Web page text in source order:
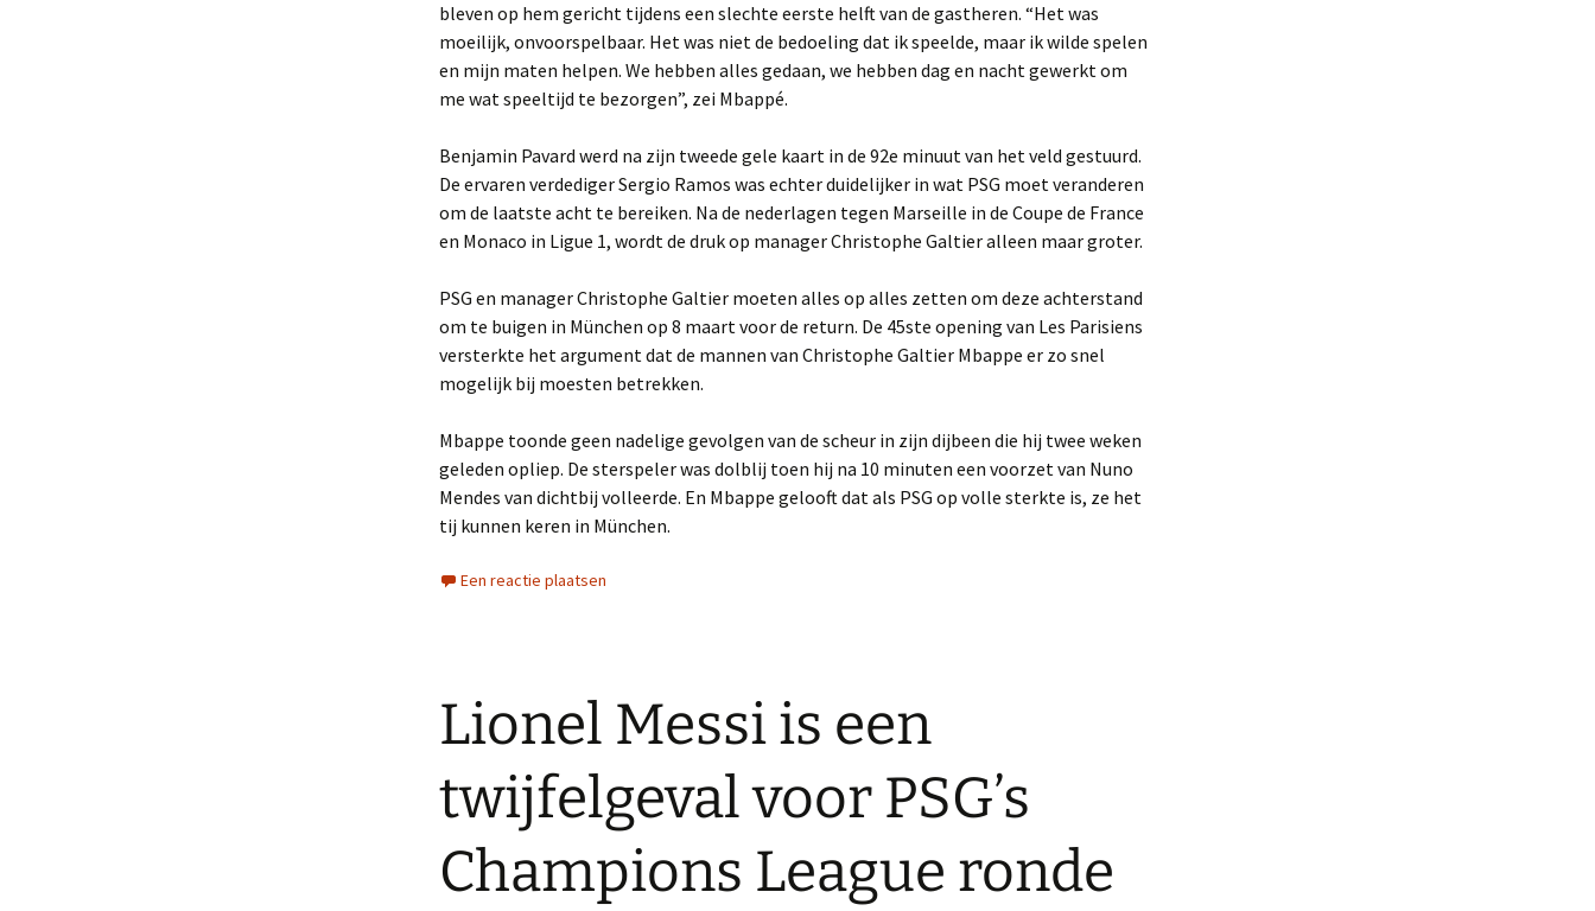
bleven op hem gericht tijdens een slechte eerste helft van de gastheren. “Het was
moeilijk, onvoorspelbaar. Het was niet de bedoeling dat ik speelde, maar ik wilde spelen
en mijn maten helpen. We hebben alles gedaan, we hebben dag en nacht gewerkt om
me wat speeltijd te bezorgen”, zei Mbappé.
Benjamin Pavard werd na zijn tweede gele kaart in de 92e minuut van het veld gestuurd.
De ervaren verdediger Sergio Ramos was echter duidelijker in wat PSG moet veranderen
om de laatste acht te bereiken. Na de nederlagen tegen Marseille in de Coupe de France
en Monaco in Ligue 1, wordt de druk op manager Christophe Galtier alleen maar groter.
PSG en manager Christophe Galtier moeten alles op alles zetten om deze achterstand
om te buigen in München op 8 maart voor de return. De 45ste opening van Les Parisiens
versterkte het argument dat de mannen van Christophe Galtier Mbappe er zo snel
mogelijk bij moesten betrekken.
Mbappe toonde geen nadelige gevolgen van de scheur in zijn dijbeen die hij twee weken
geleden opliep. De sterspeler was dolblij toen hij na 10 minuten een voorzet van Nuno
Mendes van dichtbij volleerde. En Mbappe gelooft dat als PSG op volle sterkte is, ze het
tij kunnen keren in München.
Een reactie plaatsen
Lionel Messi is een
twijfelgeval voor PSG’s
Champions League ronde